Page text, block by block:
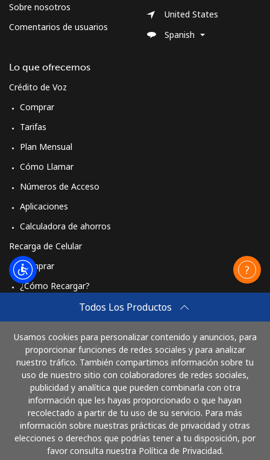
Todos Los Productos
Usamos cookies para personalizar contenido y anuncios, para
proporcionar funciones de redes sociales y para analizar
nuestro tráfico. También compartimos información sobre tu
uso de nuestro sitio con colaboradores de redes sociales,
publicidad y analítica que pueden combinarla con otra
información que les hayas proporcionado o que hayan
recolectado a partir de tu uso de su servicio. Para más
información sobre nuestras prácticas de privacidad y otras
elecciones o derechos que podrías tener a tu disposición, por
favor consulta nuestra Política de Privacidad.
Sobre nosotros
Comentarios de usuarios
Lo que ofrecemos
Crédito de Voz
Comprar
Tarifas
Plan Mensual
Cómo Llamar
Números de Acceso
Aplicaciones
Calculadora de ahorros
Recarga de Celular
Comprar
¿Cómo Recargar?
Comprar
Cómo funciona
United States
Spanish
Paga con